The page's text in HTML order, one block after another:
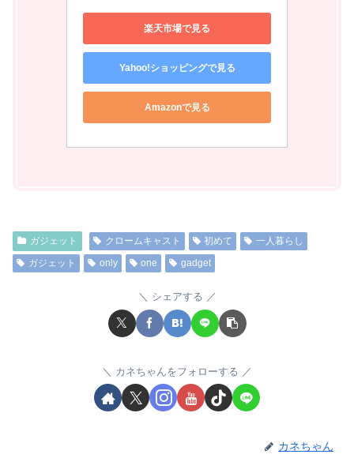
楽天市場で見る
Yahoo!ショッピングで見る
Amazonで見る
ガジェット クロームキャスト 初めて
一人暮らし
ガジェット
only one gadget
シェアする
カネちゃんをフォローする
カネちゃん